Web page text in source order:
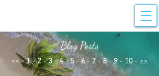
Blog Posts
<< - 1 - 2-3 -4 -5-6- 7 -8 - 9 - 10 - >>